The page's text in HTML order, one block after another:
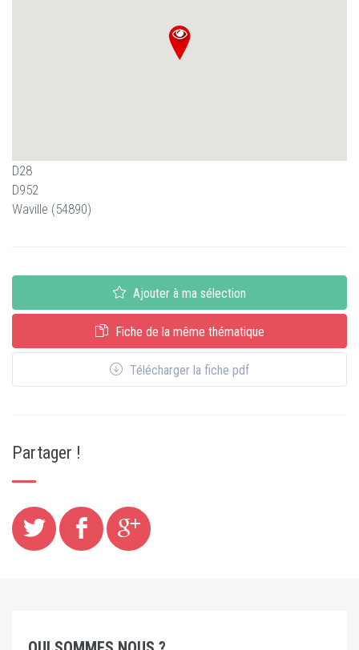
D28
D952
Waville (54890)
Ajouter à ma sélection
Fiche de la même thématique
Télécharger la fiche pdf
Partager !